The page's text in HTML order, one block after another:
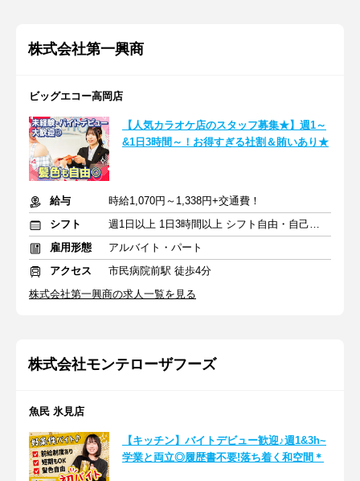
株式会社第一興商
ビッグエコー高岡店
【人気カラオケ店のスタッフ募集★】週1～
&1日3時間～！お得すぎる社割＆賄いあり★
給与
時給1,070円～1,338円+交通費！
シフト
週1日以上 1日3時間以上 シフト自由・自己申告
雇用形態
アルバイト・パート
アクセス
市民病院前駅 徒歩4分
株式会社第一興商の求人一覧を見る
株式会社モンテローザフーズ
魚民 氷見店
【キッチン】バイトデビュー歓迎♪週1&3h~
学業と両立◎履歴書不要!落ち着く和空間＊